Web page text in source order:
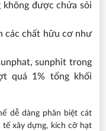
không được chứa sỏi
các chất hữu cơ như
sunphit trong
quá 1% tổng khối
dễ dàng phân biệt cát
xây dựng, kích cỡ hạt